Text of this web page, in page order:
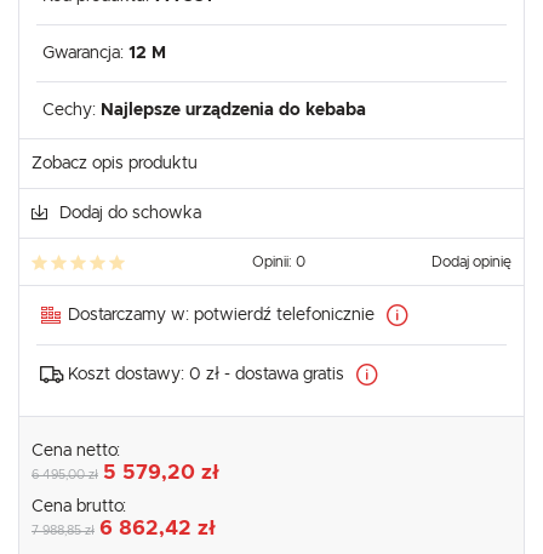
Gwarancja: 12 M
Cechy: Najlepsze urządzenia do kebaba
Zobacz opis produktu
Dodaj do schowka
Opinii: 0 Dodaj opinię
Dostarczamy w: potwierdź telefonicznie
Koszt dostawy: 0 zł - dostawa gratis
Cena netto:
6 495,00 zł 5 579,20 zł
Cena brutto:
7 988,85 zł 6 862,42 zł